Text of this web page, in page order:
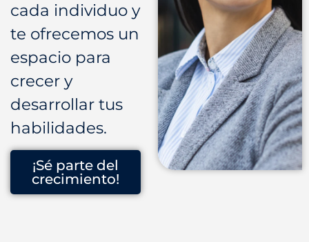
cada individuo y
te ofrecemos un
espacio para
crecer y
desarrollar tus
habilidades.
¡Sé parte del
crecimiento!